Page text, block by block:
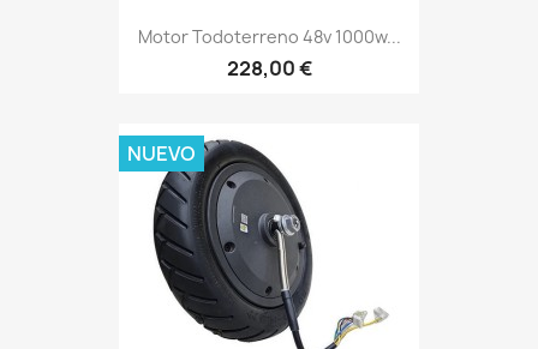
Motor Todoterreno 48v 1000w...
228,00 €
NUEVO